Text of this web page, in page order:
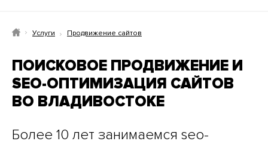
Услуги Продвижение сайтов
ПОИСКОВОЕ ПРОДВИЖЕНИЕ И
SEO-ОПТИМИЗАЦИЯ САЙТОВ
ВО ВЛАДИВОСТОКЕ
Более 10 лет занимаемся seo-